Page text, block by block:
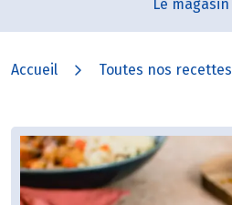
Le magasin
Accueil Toutes nos recettes